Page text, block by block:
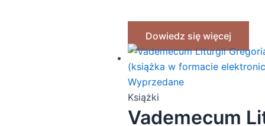
Dowiedz się więcej
Wyprzedane
Książki
Vademecum